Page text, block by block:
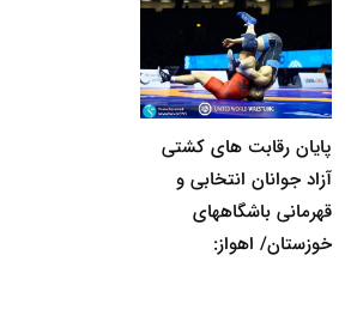
پایان رقابت های کشتی
آزاد جوانان انتخابی و
قهرمانی باشگاههای
خوزستان/ اهواز: